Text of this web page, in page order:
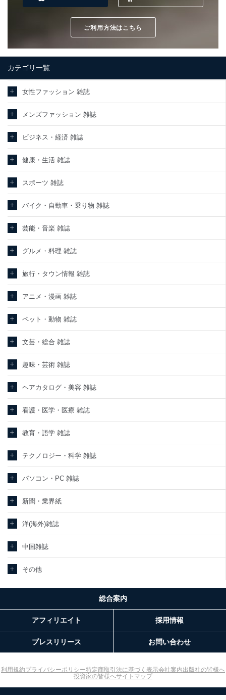
ご利用方法はこちら
カテゴリ一覧
女性ファッション 雑誌
メンズファッション 雑誌
ビジネス・経済 雑誌
健康・生活 雑誌
スポーツ 雑誌
バイク・自動車・乗り物 雑誌
芸能・音楽 雑誌
グルメ・料理 雑誌
旅行・タウン情報 雑誌
アニメ・漫画 雑誌
ペット・動物 雑誌
文芸・総合 雑誌
趣味・芸術 雑誌
ヘアカタログ・美容 雑誌
看護・医学・医療 雑誌
教育・語学 雑誌
テクノロジー・科学 雑誌
パソコン・PC 雑誌
新聞・業界紙
洋(海外)雑誌
中国雑誌
その他
総合案内
アフィリエイト 採用情報
プレスリリース お問い合わせ
利用規約プライバシーポリシー特定商取引法に基づく表示会社案内出版社の皆様へ
投資家の皆様へサイトマップ